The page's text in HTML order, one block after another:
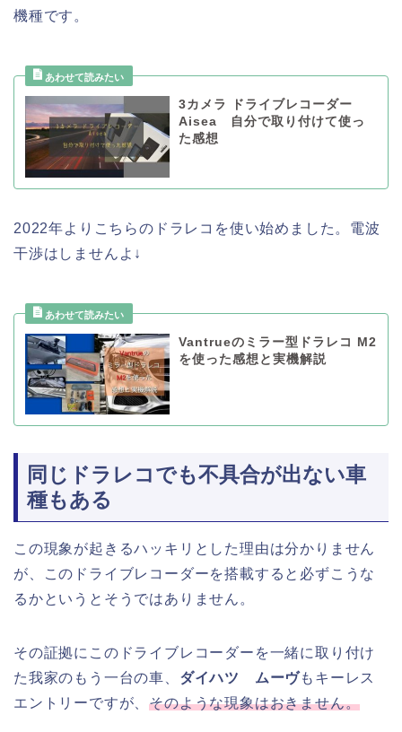
機種です。
3カメラ ドライブレコーダー
Aisea 自分で取り付けて使っ
た感想
2022年よりこちらのドラレコを使い始めました。電波
干渉はしませんよ↓
Vantrueのミラー型ドラレコ M2
を使った感想と実機解説
同じドラレコでも不具合が出ない車
種もある
この現象が起きるハッキリとした理由は分かりません
が、このドライブレコーダーを搭載すると必ずこうな
るかというとそうではありません。
その証拠にこのドライブレコーダーを一緒に取り付け
た我家のもう一台の車、 ダイハツ ムーヴもキーレス
エントリーですが、そのような現象はおきません。